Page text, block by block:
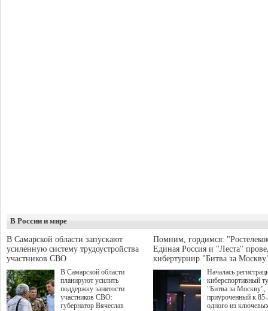
В России и мире
В Самарской области запускают
усиленную систему трудоустройства
участников СВО
В Самарской области
планируют усилить
поддержку занятости
участников СВО:
губернатор Вячеслав
Помним, гордимся:
Единая Россия и "Леста"
кибертурнир "Битва за
Началась
киберспортивный
"Битва за Москву",
приуроченный к
одного из